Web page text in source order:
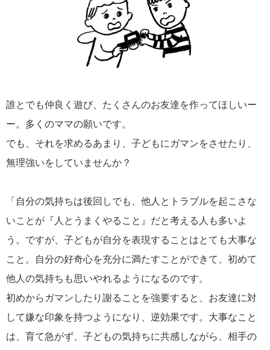
誰とでも仲良く遊び、たくさんのお友達を作ってほしいー
ー。多くのママの願いです。
でも、それを求めるあまり、子どもにガマンをさせたり、
無理強いをしていませんか？
「自分の気持ちは後回しでも、他人とトラブルを起こさな
いことが『人とうまくやること』だと考える人も多いよ
う。ですが、子どもが自分を表現することはとても大事な
こと。自分の好奇心を充分に満たすことができて、初めて
他人の気持ちも思いやれるようになるのです。
初めからガマンしたり謝ることを強要すると、お友達に対
して嫌な印象を持つようになり、逆効果です。大事なこと
は、育て急がず、子どもの気持ちに共感しながら、相手の